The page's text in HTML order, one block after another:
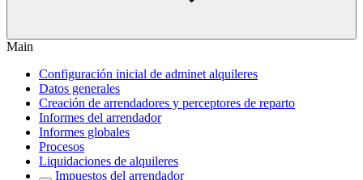
Main
Configuración inicial de adminet alquileres
Datos generales
Creación de arrendadores y perceptores de reparto
Informes del arrendador
Informes globales
Procesos
Liquidaciones de alquileres
Impuestos del arrendador